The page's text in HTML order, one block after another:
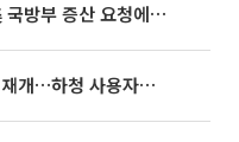
[특징주] “탄약 부족하다“ 美 국방부 증산 요청에⋯국내 방산주 급등세
현대차·기아, 이번 주 임단협 재개…하청 사용자성 재심도 ‘변수’